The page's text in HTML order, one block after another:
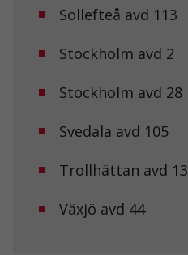
Sollefteå avd 113
Stockholm avd 2
Stockholm avd 28
Svedala avd 105
Trollhättan avd 13
Växjö avd 44